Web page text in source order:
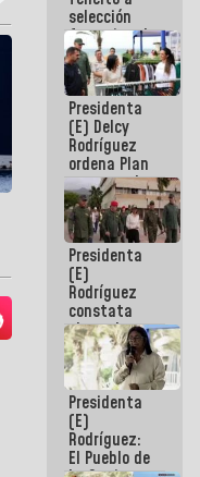
selección
femenina de
baloncesto
por su
clasificación
a la
AmeriCup
2027
Presidenta
(E) Delcy
Rodríguez
ordena Plan
maestro de
desarrollo
logístico y
turístico
para La
Guaira
Presidenta
(E)
Rodríguez
constata
obras de
rehabilitación
de Escuela
Militar de
Mamo en La
Guaira
Presidenta
(E)
Rodríguez:
El Pueblo de